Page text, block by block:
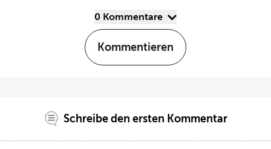
0 Kommentare
Kommentieren
Schreibe den ersten Kommentar